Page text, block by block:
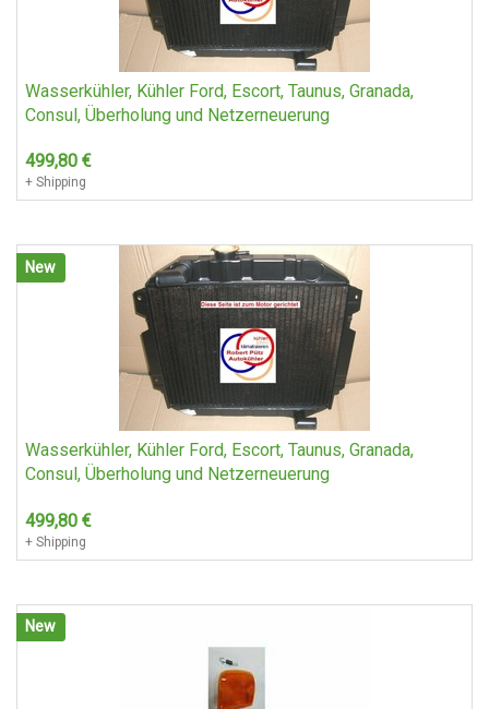
Wasserkühler, Kühler Ford, Escort, Taunus, Granada,
Consul, Überholung und Netzerneuerung
499,80 €
+ Shipping
New
Wasserkühler, Kühler Ford, Escort, Taunus, Granada,
Consul, Überholung und Netzerneuerung
499,80 €
+ Shipping
New